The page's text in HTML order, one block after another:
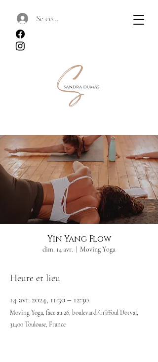
Se connecter
Yin Yang Flow
dim. 14 avr. Moving Yoga
Heure et lieu
14 avr. 2024, 11:30 – 12:30
Moving Yoga, face au 26, boulevard Griffoul Dorval,
31400 Toulouse, France